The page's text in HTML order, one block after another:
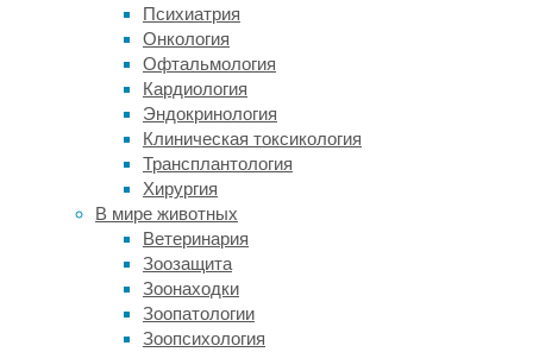
Психиатрия
Онкология
Офтальмология
Кардиология
Эндокринология
Клиническая токсикология
Трансплантология
Хирургия
В мире животных
Ветеринария
Зоозащита
Зоонаходки
Зоопатологии
Зоопсихология
что
если
он
не
видит
ничего
вокруг,
то
остальные
не
видят.
Потом,